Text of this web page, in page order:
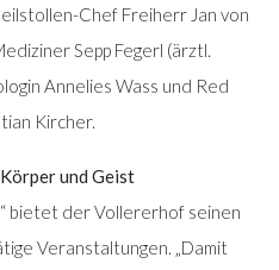
Chef Freiherr Jan von
Sepp Fegerl (ärztl.
Annelies Wass und Red
Kircher.
und Geist
bietet der Vollererhof seinen
Veranstaltungen. „Damit